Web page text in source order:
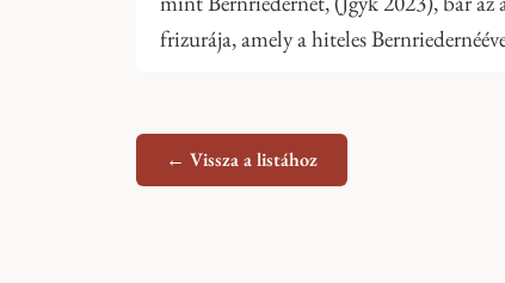
frizurája, amely a hiteles
← Vissza a listához